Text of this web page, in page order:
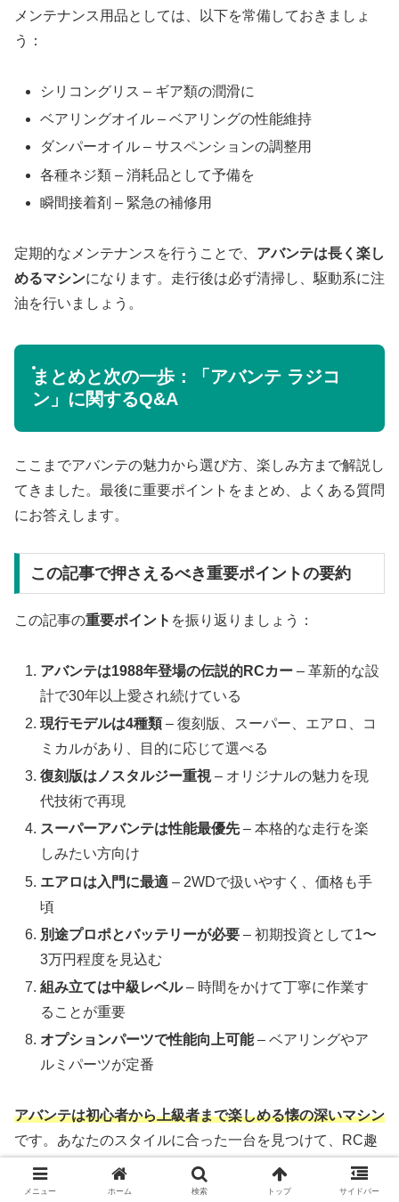
メンテナンス用品としては、以下を常備しておきましょ
う：
シリコングリス – ギア類の潤滑に
ベアリングオイル – ベアリングの性能維持
ダンパーオイル – サスペンションの調整用
各種ネジ類 – 消耗品として予備を
瞬間接着剤 – 緊急の補修用
定期的なメンテナンスを行うことで、 アバンテは長く楽し
めるマシンになります。走行後は必ず清掃し、駆動系に注
油を行いましょう。
まとめと次の一歩：「アバンテ ラジコ
ン」に関するQ&A
ここまでアバンテの魅力から選び方、楽しみ方まで解説し
てきました。最後に重要ポイントをまとめ、よくある質問
にお答えします。
この記事で押さえるべき重要ポイントの要約
この記事の重要ポイント を振り返りましょう：
アバンテは1988年登場の伝説的RCカー – 革新的な設
計で30年以上愛され続けている
現行モデルは4種類– 復刻版、スーパー、エアロ、コ
ミカルがあり、目的に応じて選べる
復刻版はノスタルジー重視– オリジナルの魅力を現
代技術で再現
スーパーアバンテは性能最優先– 本格的な走行を楽
しみたい方向け
エアロは入門に最適 – 2WDで扱いやすく、価格も手
頃
別途プロポとバッテリーが必要 – 初期投資として1〜
3万円程度を見込む
組み立ては中級レベル– 時間をかけて丁寧に作業す
ることが重要
オプションパーツで性能向上可能– ベアリングやア
ルミパーツが定番
アバンテは初心者から上級者まで楽しめる懐の深いマシン
です。あなたのスタイルに合った一台を見つけて、RC趣
味を満喫してください。
メニュー ホーム 検索 トップ サイドバー